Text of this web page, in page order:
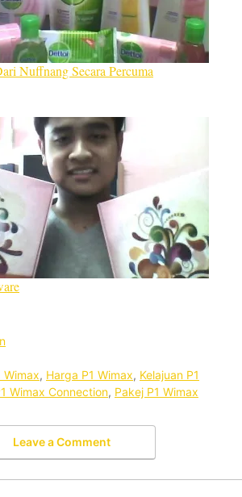
Nuffnang Secara Percuma
Wimax, Harga P1 Wimax, Kelajuan P1
Wimax Connection, Pakej P1 Wimax
Leave a Comment